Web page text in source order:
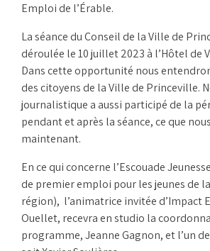
Emploi de l’Érable.
La séance du Conseil de la Ville de
déroulée le 10 juillet 2023 à l’Hôtel de
Dans cette opportunité nous
des citoyens de la Ville de Princeville.
journalistique a aussi participé de la
pendant et après la séance, ce que
maintenant.
En ce qui concerne l’Escouade
de premier emploi pour les jeunes de la
région), l’animatrice invitée d’Impact
Ouellet, recevra en studio la
programme, Jeanne Gagnon, et l’un